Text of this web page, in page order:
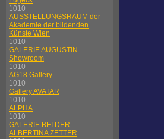
1010
AUSSTELLUNGSRAUM der
Akademie der bildenden
Künste Wien
1010
GALERIE AUGUSTIN
Showroom
1010
AG18 Gallery
1010
Gallery AVATAR
1010
ALPHA
1010
GALERIE BEI DER
ALBERTINA ZETTER